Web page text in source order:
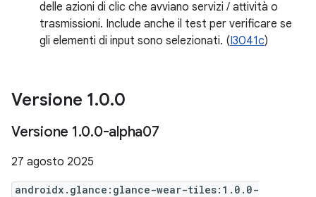
delle azioni di clic che avviano servizi / attività o
trasmissioni. Include anche il test per verificare se
gli elementi di input sono selezionati. (I3041c)
Versione 1.0.0
Versione 1.0.0-alpha07
27 agosto 2025
androidx.glance:glance-wear-tiles:1.0.0-